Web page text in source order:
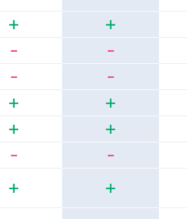
+ +
- -
- -
+ +
+ +
- -
+ +